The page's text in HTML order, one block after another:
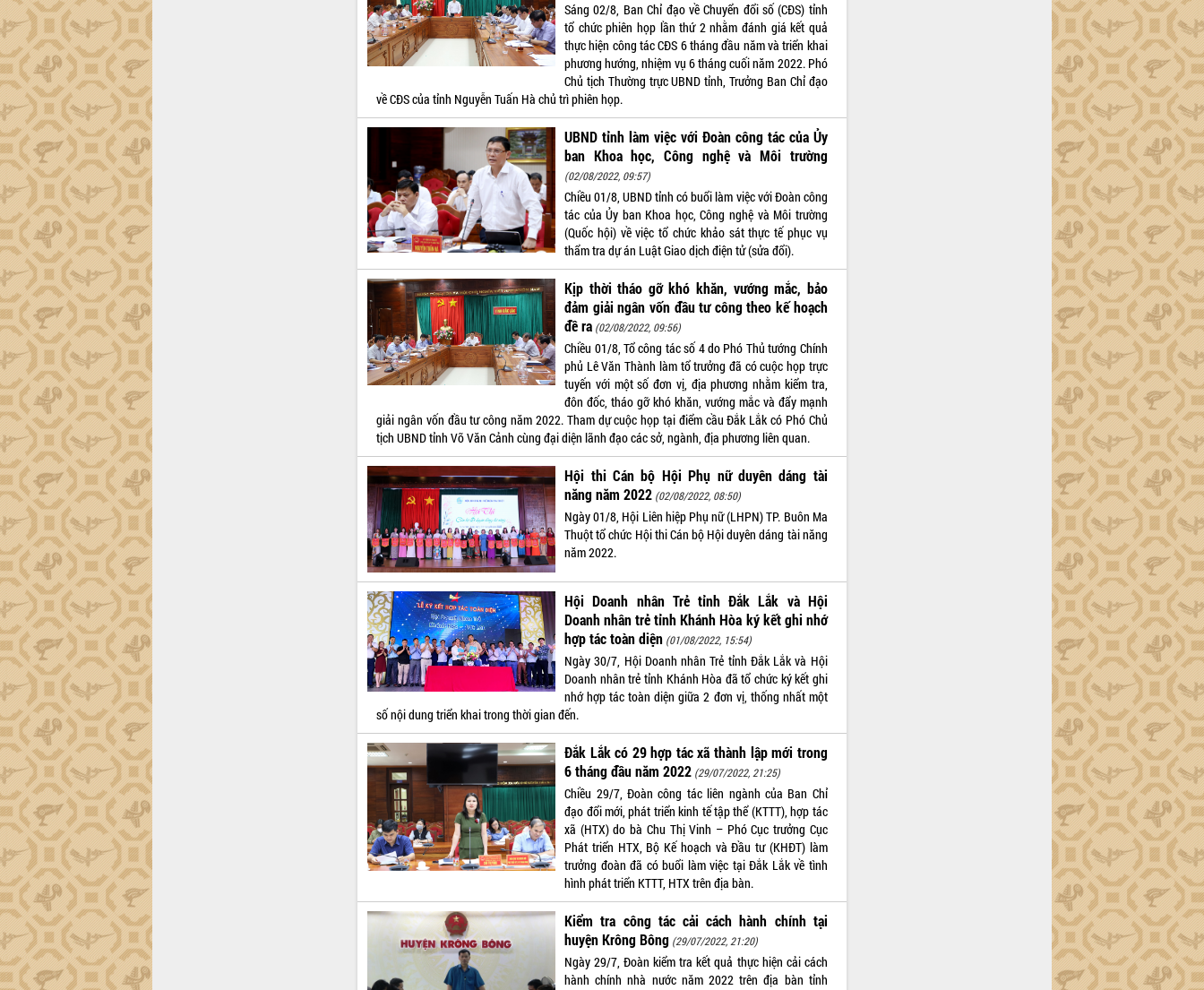
Sáng 02/8, Ban Chỉ đạo về Chuyển đổi số (CĐS) tỉnh
tổ chức phiên họp lần thứ 2 nhằm đánh giá kết quả
thực hiện công tác CĐS 6 tháng đầu năm và triển khai
phương hướng, nhiệm vụ 6 tháng cuối năm 2022. Phó
Chủ tịch Thường trực UBND tỉnh, Trưởng Ban Chỉ đạo
về CĐS của tỉnh Nguyễn Tuấn Hà chủ trì phiên họp.
UBND tỉnh làm việc với Đoàn công tác của Ủy
ban Khoa học, Công nghệ và Môi trường
(02/08/2022, 09:57)
Chiều 01/8, UBND tỉnh có buổi làm việc với Đoàn công
tác của Ủy ban Khoa học, Công nghệ và Môi trường
(Quốc hội) về việc tổ chức khảo sát thực tế phục vụ
thẩm tra dự án Luật Giao dịch điện tử (sửa đổi).
Kịp thời tháo gỡ khó khăn, vướng mắc, bảo
đảm giải ngân vốn đầu tư công theo kế hoạch
đề ra (02/08/2022, 09:56)
Chiều 01/8, Tổ công tác số 4 do Phó Thủ tướng Chính
phủ Lê Văn Thành làm tổ trưởng đã có cuộc họp trực
tuyến với một số đơn vị, địa phương nhằm kiểm tra,
đôn đốc, tháo gỡ khó khăn, vướng mắc và đẩy mạnh
giải ngân vốn đầu tư công năm 2022. Tham dự cuộc họp tại điểm cầu Đắk Lắk có Phó Chủ
tịch UBND tỉnh Võ Văn Cảnh cùng đại diện lãnh đạo các sở, ngành, địa phương liên quan.
Hội thi Cán bộ Hội Phụ nữ duyên dáng tài
năng năm 2022 (02/08/2022, 08:50)
Ngày 01/8, Hội Liên hiệp Phụ nữ (LHPN) TP. Buôn Ma
Thuột tổ chức Hội thi Cán bộ Hội duyên dáng tài năng
năm 2022.
Hội Doanh nhân Trẻ tỉnh Đắk Lắk và Hội
Doanh nhân trẻ tỉnh Khánh Hòa ký kết ghi nhớ
hợp tác toàn diện (01/08/2022, 15:54)
Ngày 30/7, Hội Doanh nhân Trẻ tỉnh Đắk Lắk và Hội
Doanh nhân trẻ tỉnh Khánh Hòa đã tổ chức ký kết ghi
nhớ hợp tác toàn diện giữa 2 đơn vị, thống nhất một
số nội dung triển khai trong thời gian đến.
Đắk Lắk có 29 hợp tác xã thành lập mới trong
6 tháng đầu năm 2022 (29/07/2022, 21:25)
Chiều 29/7, Đoàn công tác liên ngành của Ban Chỉ
đạo đổi mới, phát triển kinh tế tập thể (KTTT), hợp tác
xã (HTX) do bà Chu Thị Vinh – Phó Cục trưởng Cục
Phát triển HTX, Bộ Kế hoạch và Đầu tư (KHĐT) làm
trưởng đoàn đã có buổi làm việc tại Đắk Lắk về tình
hình phát triển KTTT, HTX trên địa bàn.
Kiểm tra công tác cải cách hành chính tại
huyện Krông Bông (29/07/2022, 21:20)
Ngày 29/7, Đoàn kiểm tra kết quả thực hiện cải cách
hành chính nhà nước năm 2022 trên địa bàn tỉnh